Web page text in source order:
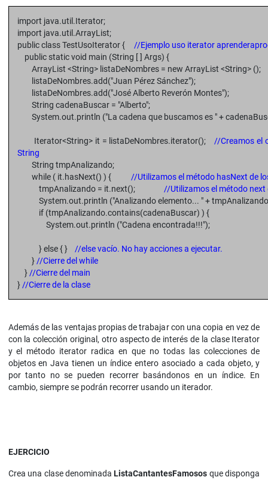
import java.util.Iterator;
import java.util.ArrayList;
public class TestUsoIterator { //Ejemplo uso iterator
public static void main (String [ ] Args) {
ArrayList <String> listaDeNombres = new ArrayList <String> ();
listaDeNombres.add("Juan Pérez Sánchez");
listaDeNombres.add("José Alberto Reverón Montes");
String cadenaBuscar = "Alberto";
System.out.println ("La cadena que buscamos es " +
Iterator<String> it = listaDeNombres.iterator(); //Creamos el
String
String tmpAnalizando;
while ( it.hasNext() ) { //Utilizamos el método hasNext de
tmpAnalizando = it.next(); //Utilizamos el método
System.out.println ("Analizando elemento... " +
if (tmpAnalizando.contains(cadenaBuscar) ) {
System.out.println ("Cadena encontrada!!!");
} else { } //else vacío. No hay acciones a ejecutar.
} //Cierre del while
} //Cierre del main
} //Cierre de la clase
Además de las ventajas propias de trabajar con una copia en vez de
con la colección original, otro aspecto de interés de la clase Iterator
y el método iterator radica en que no todas las colecciones de
objetos en Java tienen un índice entero asociado a cada objeto, y
por tanto no se pueden recorrer basándonos en un índice. En
cambio, siempre se podrán recorrer usando un iterador.
EJERCICIO
Crea una clase denominadaListaCantantesFamosos que disponga